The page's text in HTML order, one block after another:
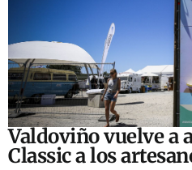
Valdoviño vuelve a
Classic a los